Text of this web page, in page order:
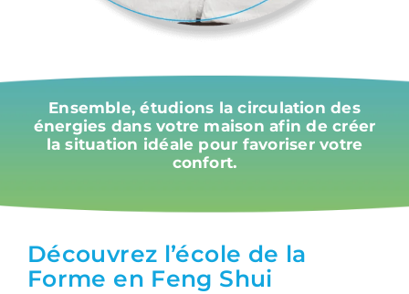
Ensemble, étudions la circulation des
énergies dans votre maison afin de créer
la situation idéale pour favoriser votre
confort.
Découvrez l’école de la
Forme en Feng Shui